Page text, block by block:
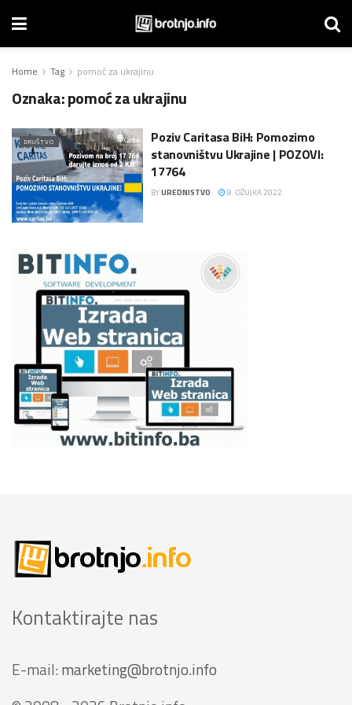
Home Tag pomoć za ukrajinu
Oznaka:pomoć za ukrajinu
DRUŠTVO
Poziv Caritasa BiH: Pomozimo
stanovništvu Ukrajine | POZOVI:
17764
BYUREDNISTVO 8. OŽUJKA 2022.
Kontaktirajte nas
E-mail: marketing@brotnjo.info